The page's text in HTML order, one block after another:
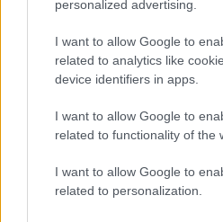
personalized advertising.
I want to allow Google to
related to analytics like
device identifiers in apps.
I want to allow Google to
related to functionality of the
I want to allow Google to
related to personalization.
Για τηνΙστορία, ούτε το
2000 σταμάτησε να
όλα κύλησαν ομαλά,
μεγάλη ώστε η
πεδία, η ακτινοβολία